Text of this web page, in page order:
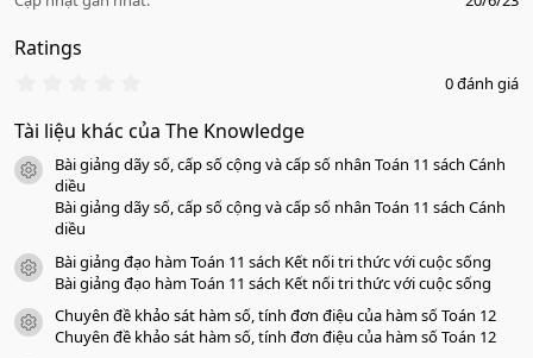
Ratings
0
0
a
0 đánh giá
Tài liệu khác của The Knowledge
icon tài liệu
Bài giảng dãy số, cấp số cộng và cấp số nhân Toán 11 sách Cánh
diều
Bài giảng dãy số, cấp số cộng và cấp số nhân Toán 11 sách Cánh
diều
icon tài liệu
Bài giảng đạo hàm Toán 11 sách Kết nối tri thức với cuộc sống
Bài giảng đạo hàm Toán 11 sách Kết nối tri thức với cuộc sống
icon tài liệu
Chuyên đề khảo sát hàm số, tính đơn điệu của hàm số Toán 12
Chuyên đề khảo sát hàm số, tính đơn điệu của hàm số Toán 12